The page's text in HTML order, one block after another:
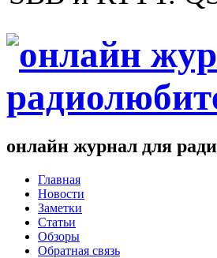
онлайн журнал для
Главная
Новости
Заметки
Статьи
Обзоры
Обратная связь